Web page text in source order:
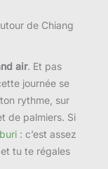
de Chiang
air. Et pas
journée se
ton rythme, sur
de palmiers. Si
: c’est assez
et tu te régales